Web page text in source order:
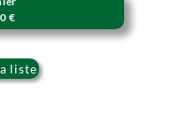
€
liste